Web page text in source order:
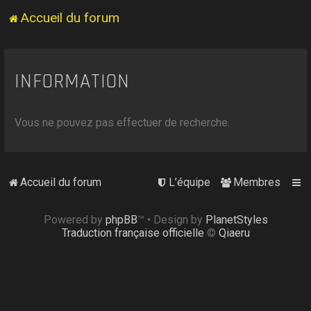
Accueil du forum
INFORMATION
Vous ne pouvez pas effectuer de recherche.
Accueil du forum Membres
L’équipe
Powered by phpBB™ • Design by PlanetStyles
Traduction française officielle © Qiaeru